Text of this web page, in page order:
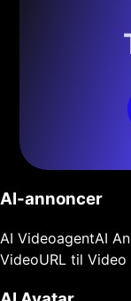
AI-annoncer
AI VideoagentAI
VideoURL til Video